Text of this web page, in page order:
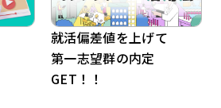
就活偏差値を上げて
第一志望群の内定
GET！！